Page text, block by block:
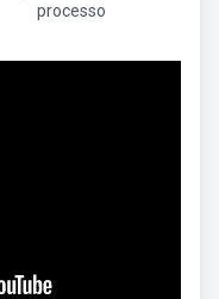
processo